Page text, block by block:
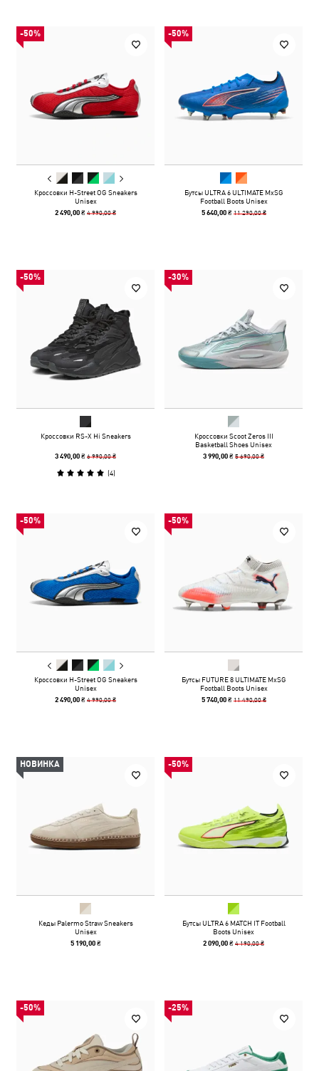
-50%
Кроссовки H-Street OG Sneakers
Unisex
2 490,00 ₴4 990,00 ₴
-50%
Бутсы ULTRA 6 ULTIMATE MxSG
Football Boots Unisex
5 640,00 ₴ 11 290,00 ₴
-50%
Кроссовки RS-X Hi Sneakers
3 490,00 ₴6 990,00 ₴
(4)
-30%
Кроссовки Scoot Zeros III
Basketball Shoes Unisex
3 990,00 ₴5 690,00 ₴
-50%
Кроссовки H-Street OG Sneakers
Unisex
2 490,00 ₴4 990,00 ₴
-50%
Бутсы FUTURE 8 ULTIMATE MxSG
Football Boots Unisex
5 740,00 ₴ 11 490,00 ₴
НОВИНКА
Кеды Palermo Straw Sneakers
Unisex
5 190,00 ₴
-50%
Бутсы ULTRA 6 MATCH IT Football
Boots Unisex
2 090,00 ₴4 190,00 ₴
-50% -25%